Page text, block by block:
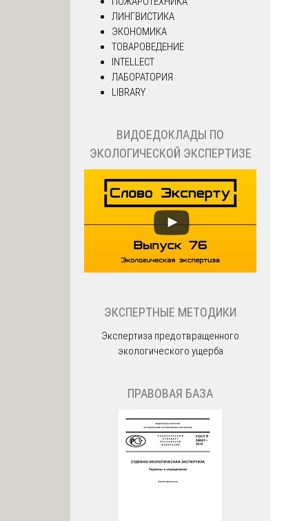
ЛИНГВИСТИКА
ЭКОНОМИКА
ТОВАРОВЕДЕНИЕ
INTELLECT
ЛАБОРАТОРИЯ
LIBRARY
ВИДОЕДОКЛАДЫ ПО
ЭКОЛОГИЧЕСКОЙ ЭКСПЕРТИЗЕ
ЭКСПЕРТНЫЕ МЕТОДИКИ
Экспертиза предотвращенного
экологического ущерба
ПРАВОВАЯ БАЗА